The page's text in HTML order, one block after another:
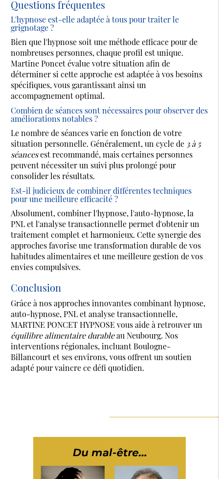
Questions fréquentes
L'hypnose est-elle adaptée à tous pour traiter le
grignotage ?
Bien que l'hypnose soit une méthode efficace pour de
nombreuses personnes, chaque profil est unique.
Martine Poncet évalue votre situation afin de
déterminer si cette approche est adaptée à vos besoins
spécifiques, vous garantissant ainsi un
accompagnement optimal.
Combien de séances sont nécessaires pour observer des
améliorations notables ?
Le nombre de séances varie en fonction de votre
situation personnelle. Généralement, un cycle de 3 à 5
séancesest recommandé, mais certaines personnes
peuvent nécessiter un suivi plus prolongé pour
consolider les résultats.
Est-il judicieux de combiner différentes techniques
pour une meilleure efficacité ?
Absolument, combiner l'hypnose, l'auto-hypnose, la
PNL et l'analyse transactionnelle permet d'obtenir un
traitement complet et harmonieux. Cette synergie des
approches favorise une transformation durable de vos
habitudes alimentaires et une meilleure gestion de vos
envies compulsives.
Conclusion
Grâce à nos approches innovantes combinant hypnose,
auto-hypnose, PNL et analyse transactionnelle,
MARTINE PONCET HYPNOSE vous aide à retrouver un
équilibre alimentaire durableau Neubourg. Nos
interventions régionales, incluant Boulogne-
Billancourt et ses environs, vous offrent un soutien
adapté pour vaincre ce défi quotidien.